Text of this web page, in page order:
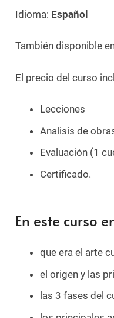
Idioma: Español
También disponible
El precio del curso
Lecciones
Analisis de
Evaluación (1
Certificado.
En este curso
que era el arte
el origen y las
las 3 fases del